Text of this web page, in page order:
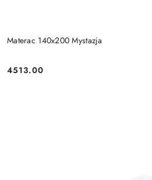
Materac 140x200 Mystazja
Cena:
4513.00